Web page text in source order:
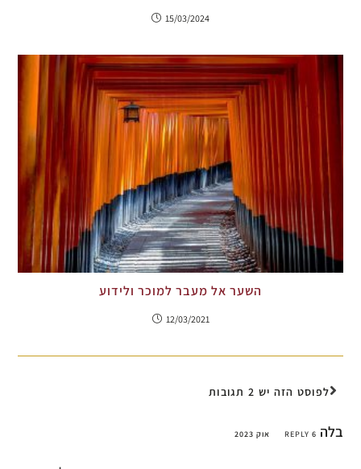
15/03/2024
השער אל מעבר למוכר ולידוע
12/03/2021
לפוסט הזה יש 2 תגובות
בלה REPLY 6 אוק 2023